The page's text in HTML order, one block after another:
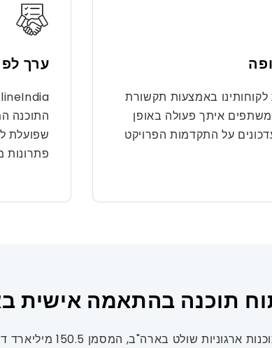
באמצעות תקשורת
איתך פעולה באופן
על התקדמות הפרויקט
ערך
התוכנה
פתרונות
תוכנה בהתאמה אישית